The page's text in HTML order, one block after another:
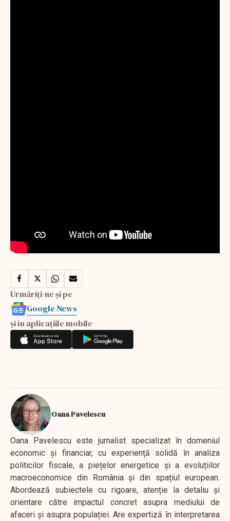
Urmăriți-ne și pe
Google News
și în aplicațiile mobile
Oana Pavelescu
Oana Pavelescu este jurnalist specializat în domeniul
economic și financiar, cu experiență solidă în analiza
politicilor fiscale, a piețelor energetice și a evoluțiilor
macroeconomice din România și din spațiul european.
Abordează subiectele cu rigoare, atenție la detaliu și
orientare către impactul concret asupra mediului de
afaceri și asupra populației. Are expertiză în interpretarea